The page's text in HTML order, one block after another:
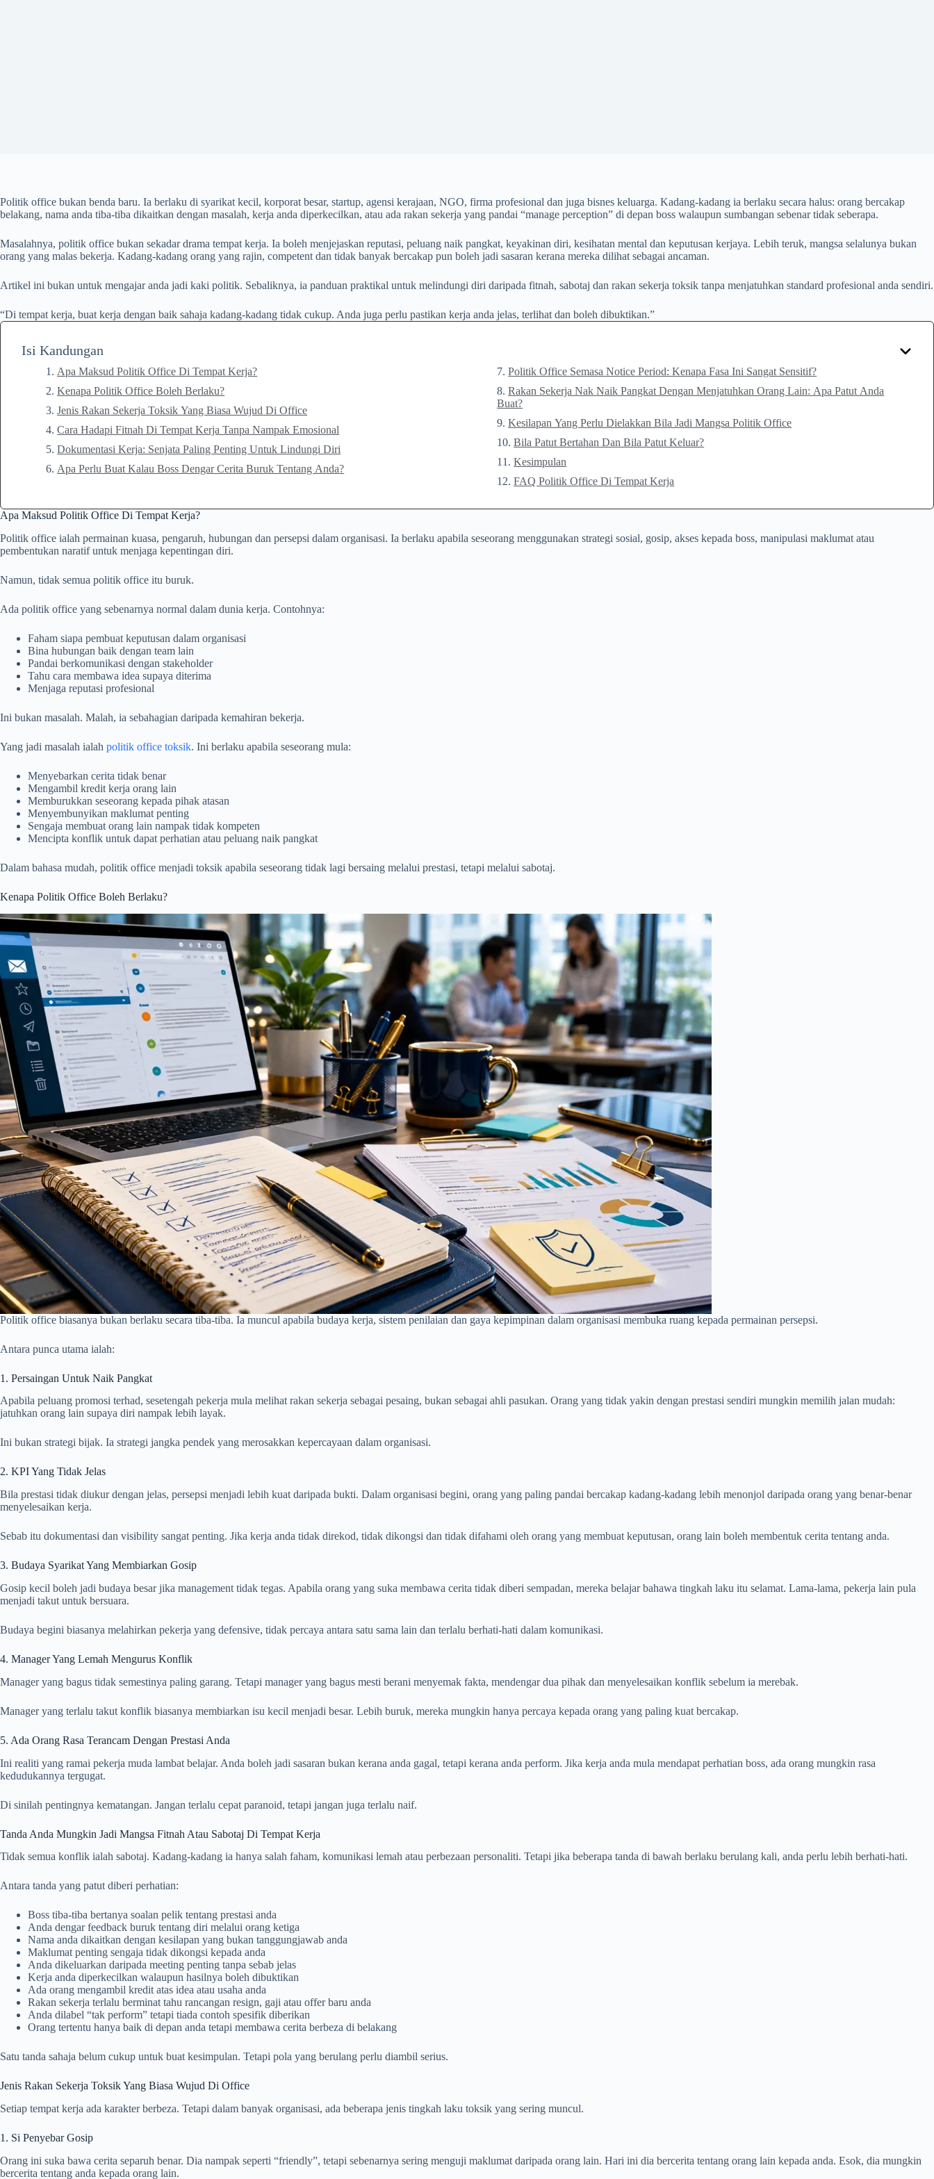
Politik office bukan benda baru. Ia berlaku di syarikat kecil, korporat besar, startup, agensi kerajaan, NGO, firma profesional dan juga bisnes keluarga. Kadang-kadang ia berlaku secara halus: orang bercakap
belakang, nama anda tiba-tiba dikaitkan dengan masalah, kerja anda diperkecilkan, atau ada rakan sekerja yang pandai “manage perception” di depan boss walaupun sumbangan sebenar tidak seberapa.
Masalahnya, politik office bukan sekadar drama tempat kerja. Ia boleh menjejaskan reputasi, peluang naik pangkat, keyakinan diri, kesihatan mental dan keputusan kerjaya. Lebih teruk, mangsa selalunya bukan
orang yang malas bekerja. Kadang-kadang orang yang rajin, competent dan tidak banyak bercakap pun boleh jadi sasaran kerana mereka dilihat sebagai ancaman.
Artikel ini bukan untuk mengajar anda jadi kaki politik. Sebaliknya, ia panduan praktikal untuk melindungi diri daripada fitnah, sabotaj dan rakan sekerja toksik tanpa menjatuhkan standard profesional anda sendiri.
“Di tempat kerja, buat kerja dengan baik sahaja kadang-kadang tidak cukup. Anda juga perlu pastikan kerja anda jelas, terlihat dan boleh dibuktikan.”
Isi Kandungan
Apa Maksud Politik Office Di Tempat Kerja?
Kenapa Politik Office Boleh Berlaku?
Jenis Rakan Sekerja Toksik Yang Biasa Wujud Di Office
Cara Hadapi Fitnah Di Tempat Kerja Tanpa Nampak Emosional
Dokumentasi Kerja: Senjata Paling Penting Untuk Lindungi Diri
Apa Perlu Buat Kalau Boss Dengar Cerita Buruk Tentang Anda?
Politik Office Semasa Notice Period: Kenapa Fasa Ini Sangat Sensitif?
Rakan Sekerja Nak Naik Pangkat Dengan Menjatuhkan Orang Lain: Apa Patut Anda
Buat?
Kesilapan Yang Perlu Dielakkan Bila Jadi Mangsa Politik Office
Bila Patut Bertahan Dan Bila Patut Keluar?
Kesimpulan
FAQ Politik Office Di Tempat Kerja
Apa Maksud Politik Office Di Tempat Kerja?
Politik office ialah permainan kuasa, pengaruh, hubungan dan persepsi dalam organisasi. Ia berlaku apabila seseorang menggunakan strategi sosial, gosip, akses kepada boss, manipulasi maklumat atau
pembentukan naratif untuk menjaga kepentingan diri.
Namun, tidak semua politik office itu buruk.
Ada politik office yang sebenarnya normal dalam dunia kerja. Contohnya:
Faham siapa pembuat keputusan dalam organisasi
Bina hubungan baik dengan team lain
Pandai berkomunikasi dengan stakeholder
Tahu cara membawa idea supaya diterima
Menjaga reputasi profesional
Ini bukan masalah. Malah, ia sebahagian daripada kemahiran bekerja.
Yang jadi masalah ialah politik office toksik. Ini berlaku apabila seseorang mula:
Menyebarkan cerita tidak benar
Mengambil kredit kerja orang lain
Memburukkan seseorang kepada pihak atasan
Menyembunyikan maklumat penting
Sengaja membuat orang lain nampak tidak kompeten
Mencipta konflik untuk dapat perhatian atau peluang naik pangkat
Dalam bahasa mudah, politik office menjadi toksik apabila seseorang tidak lagi bersaing melalui prestasi, tetapi melalui sabotaj.
Kenapa Politik Office Boleh Berlaku?
Politik office biasanya bukan berlaku secara tiba-tiba. Ia muncul apabila budaya kerja, sistem penilaian dan gaya kepimpinan dalam organisasi membuka ruang kepada permainan persepsi.
Antara punca utama ialah:
1. Persaingan Untuk Naik Pangkat
Apabila peluang promosi terhad, sesetengah pekerja mula melihat rakan sekerja sebagai pesaing, bukan sebagai ahli pasukan. Orang yang tidak yakin dengan prestasi sendiri mungkin memilih jalan mudah:
jatuhkan orang lain supaya diri nampak lebih layak.
Ini bukan strategi bijak. Ia strategi jangka pendek yang merosakkan kepercayaan dalam organisasi.
2. KPI Yang Tidak Jelas
Bila prestasi tidak diukur dengan jelas, persepsi menjadi lebih kuat daripada bukti. Dalam organisasi begini, orang yang paling pandai bercakap kadang-kadang lebih menonjol daripada orang yang benar-benar
menyelesaikan kerja.
Sebab itu dokumentasi dan visibility sangat penting. Jika kerja anda tidak direkod, tidak dikongsi dan tidak difahami oleh orang yang membuat keputusan, orang lain boleh membentuk cerita tentang anda.
3. Budaya Syarikat Yang Membiarkan Gosip
Gosip kecil boleh jadi budaya besar jika management tidak tegas. Apabila orang yang suka membawa cerita tidak diberi sempadan, mereka belajar bahawa tingkah laku itu selamat. Lama-lama, pekerja lain pula
menjadi takut untuk bersuara.
Budaya begini biasanya melahirkan pekerja yang defensive, tidak percaya antara satu sama lain dan terlalu berhati-hati dalam komunikasi.
4. Manager Yang Lemah Mengurus Konflik
Manager yang bagus tidak semestinya paling garang. Tetapi manager yang bagus mesti berani menyemak fakta, mendengar dua pihak dan menyelesaikan konflik sebelum ia merebak.
Manager yang terlalu takut konflik biasanya membiarkan isu kecil menjadi besar. Lebih buruk, mereka mungkin hanya percaya kepada orang yang paling kuat bercakap.
5. Ada Orang Rasa Terancam Dengan Prestasi Anda
Ini realiti yang ramai pekerja muda lambat belajar. Anda boleh jadi sasaran bukan kerana anda gagal, tetapi kerana anda perform. Jika kerja anda mula mendapat perhatian boss, ada orang mungkin rasa
kedudukannya tergugat.
Di sinilah pentingnya kematangan. Jangan terlalu cepat paranoid, tetapi jangan juga terlalu naif.
Tanda Anda Mungkin Jadi Mangsa Fitnah Atau Sabotaj Di Tempat Kerja
Tidak semua konflik ialah sabotaj. Kadang-kadang ia hanya salah faham, komunikasi lemah atau perbezaan personaliti. Tetapi jika beberapa tanda di bawah berlaku berulang kali, anda perlu lebih berhati-hati.
Antara tanda yang patut diberi perhatian:
Boss tiba-tiba bertanya soalan pelik tentang prestasi anda
Anda dengar feedback buruk tentang diri melalui orang ketiga
Nama anda dikaitkan dengan kesilapan yang bukan tanggungjawab anda
Maklumat penting sengaja tidak dikongsi kepada anda
Anda dikeluarkan daripada meeting penting tanpa sebab jelas
Kerja anda diperkecilkan walaupun hasilnya boleh dibuktikan
Ada orang mengambil kredit atas idea atau usaha anda
Rakan sekerja terlalu berminat tahu rancangan resign, gaji atau offer baru anda
Anda dilabel “tak perform” tetapi tiada contoh spesifik diberikan
Orang tertentu hanya baik di depan anda tetapi membawa cerita berbeza di belakang
Satu tanda sahaja belum cukup untuk buat kesimpulan. Tetapi pola yang berulang perlu diambil serius.
Jenis Rakan Sekerja Toksik Yang Biasa Wujud Di Office
Setiap tempat kerja ada karakter berbeza. Tetapi dalam banyak organisasi, ada beberapa jenis tingkah laku toksik yang sering muncul.
1. Si Penyebar Gosip
Orang ini suka bawa cerita separuh benar. Dia nampak seperti “friendly”, tetapi sebenarnya sering menguji maklumat daripada orang lain. Hari ini dia bercerita tentang orang lain kepada anda. Esok, dia mungkin
bercerita tentang anda kepada orang lain.